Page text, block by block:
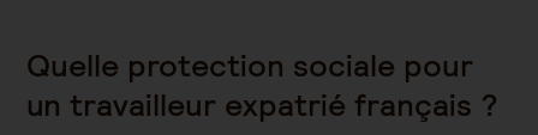
Quelle protection sociale pour
un travailleur expatrié français ?